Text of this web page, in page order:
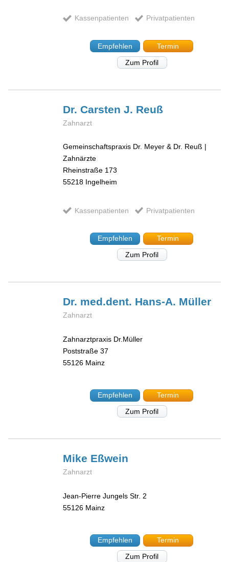
Kassenpatienten Privatpatienten
Empfehlen
Termin
Zum Profil
Dr. Carsten J. Reuß
Zahnarzt
Gemeinschaftspraxis Dr. Meyer & Dr. Reuß |
Zahnärzte
Rheinstraße 173
55218 Ingelheim
Kassenpatienten Privatpatienten
Empfehlen
Termin
Zum Profil
Dr. med.dent. Hans-A. Müller
Zahnarzt
Zahnarztpraxis Dr.Müller
Poststraße 37
55126 Mainz
Empfehlen
Termin
Zum Profil
Mike Eßwein
Zahnarzt
Jean-Pierre Jungels Str. 2
55126 Mainz
Empfehlen
Termin
Zum Profil